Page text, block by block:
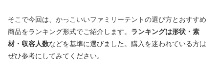
そこで今回は、かっこいいファミリーテントの選び方とおすすめ
商品をランキング形式でご紹介します。 ランキングは形状・素
材・収容人数などを基準に選びました。購入を迷われている方は
ぜひ参考にしてみてください。